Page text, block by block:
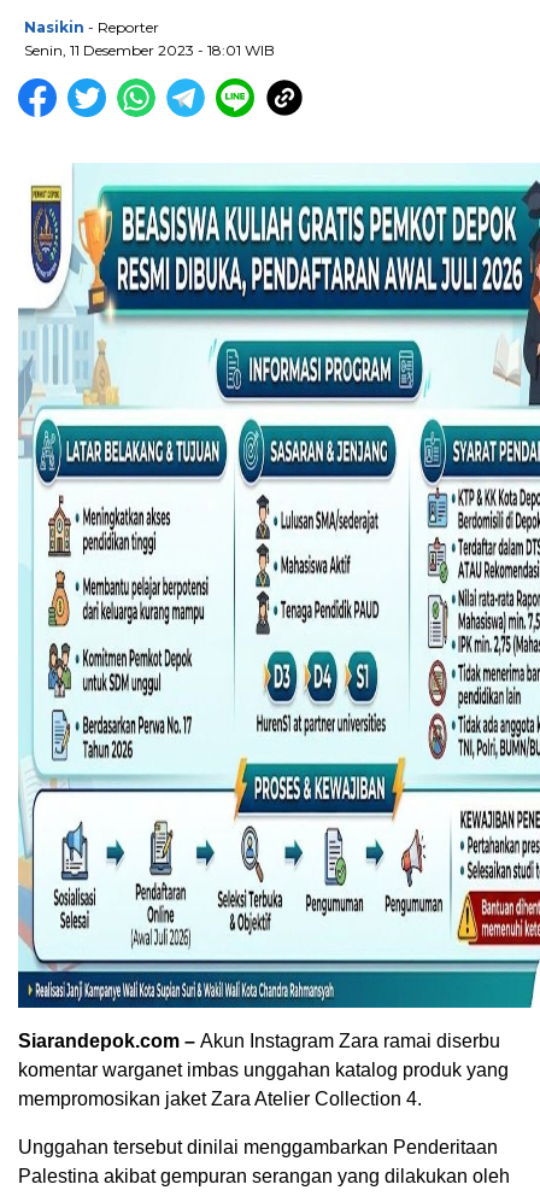
Nasikin - Reporter
Senin, 11 Desember 2023 - 18:01 WIB
Siarandepok.com – Akun Instagram Zara ramai diserbu
komentar warganet imbas unggahan katalog produk yang
mempromosikan jaket Zara Atelier Collection 4.
Unggahan tersebut dinilai menggambarkan Penderitaan
Palestina akibat gempuran serangan yang dilakukan oleh